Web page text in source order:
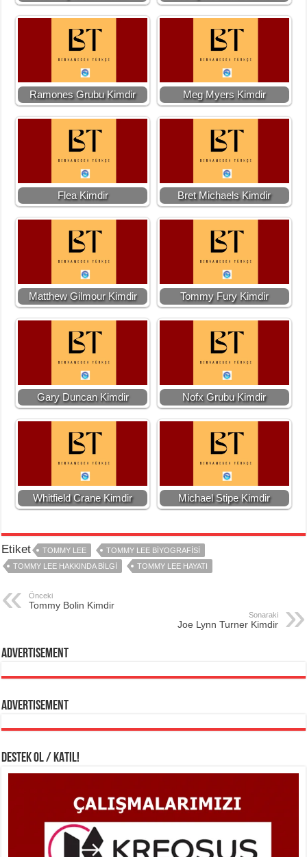
Ramones Grubu Kimdir Meg Myers Kimdir
Flea Kimdir Bret Michaels Kimdir
Matthew Gilmour Kimdir Tommy Fury Kimdir
Gary Duncan Kimdir Nofx Grubu Kimdir
Whitfield Crane Kimdir Michael Stipe Kimdir
Etiket TOMMY LEE
TOMMY LEE BIYOGRAFISI
TOMMY LEE HAKKINDA BILGI
TOMMY LEE HAYATI
Önceki
Tommy Bolin Kimdir
Sonaraki
Joe Lynn Turner Kimdir
Advertisement
Advertisement
DESTEK OL / KATIL!